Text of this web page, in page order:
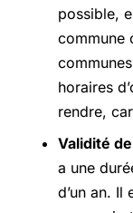
possible,
commune
horaires
rendre,
Validité
a une
d’un an. Il